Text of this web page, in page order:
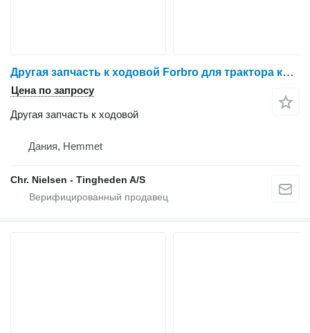
Другая запчасть к ходовой Forbro для трактора колесного Massey Ferguson 6465
Цена по запросу
Другая запчасть к ходовой
Дания, Hemmet
Chr. Nielsen - Tingheden A/S